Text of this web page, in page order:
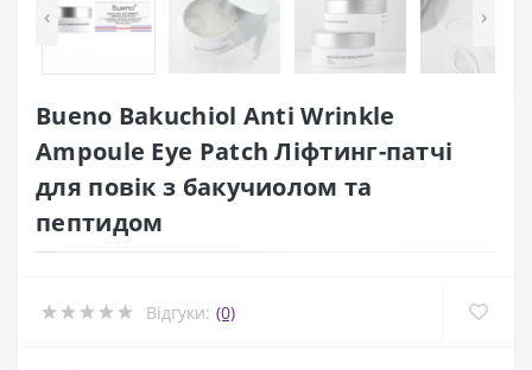
‹ ›
Bueno Bakuchiol Anti Wrinkle
Ampoule Eye Patch Ліфтинг-патчі
для повік з бакучиолом та
пептидом
Відгуки: (0)